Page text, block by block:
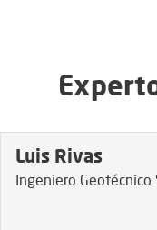
Luis Rivas
Ingeniero Geotécnico